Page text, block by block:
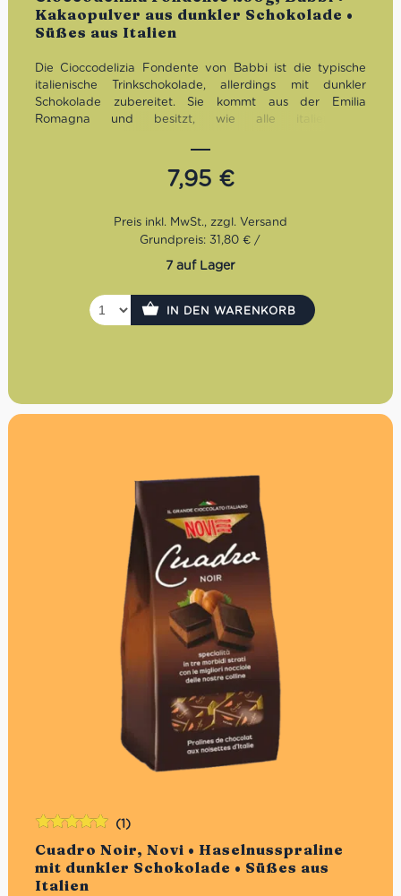
Kakaopulver aus dunkler Schokolade •
Süßes aus Italien
Die Cioccodelizia Fondente von Babbi ist die typische
italienische Trinkschokolade, allerdings mit dunkler
Schokolade zubereitet. Sie kommt aus der Emilia
Romagna und besitzt, wie alle italienischen
besonders cremig zu erhalten, empfehlen wir 25g Pulver
und 100ml Milch zu verwenden. Das Mischverhältnis
kannst Du natürlich ganz nach Deinem Geschmack
Einfache Zubereitung mit heißer oder kalter Milch
Mit min. 39% Kakaoanteil für intensiven Schoko-
In einer hochwertigen Blechdose mit Innenbeutel
7,95 €
5
Grundpreis: 31,80 € /
7 auf Lager
IN DEN WARENKORB
Cuadro Noir, Novi • Haselnusspraline
mit dunkler Schokolade • Süßes aus
Italien
(1)
Bewertet
mit5.00von
5